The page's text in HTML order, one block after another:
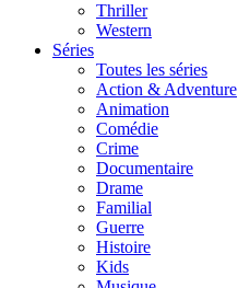
Thriller
Western
Séries
Toutes les séries
Action & Adventure
Animation
Comédie
Crime
Documentaire
Drame
Familial
Guerre
Histoire
Kids